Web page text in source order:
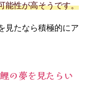
能性が高そうです。
見たなら積極的にア
の夢を見たらい